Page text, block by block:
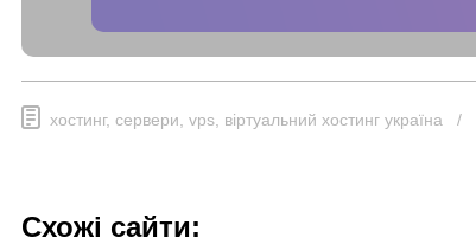
хостинг, сервери, vps, віртуальний хостинг україна /
Схожі сайти: